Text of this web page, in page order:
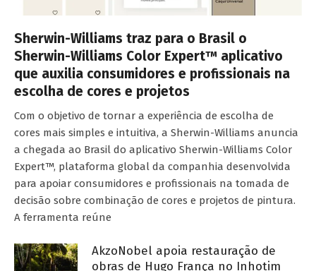
Sherwin-Williams traz para o Brasil o
Sherwin-Williams Color Expert™ aplicativo
que auxilia consumidores e profissionais na
escolha de cores e projetos
Com o objetivo de tornar a experiência de escolha de
cores mais simples e intuitiva, a Sherwin-Williams anuncia
a chegada ao Brasil do aplicativo Sherwin-Williams Color
Expert™, plataforma global da companhia desenvolvida
para apoiar consumidores e profissionais na tomada de
decisão sobre combinação de cores e projetos de pintura.
A ferramenta reúne
AkzoNobel apoia restauração de
obras de Hugo França no Inhotim